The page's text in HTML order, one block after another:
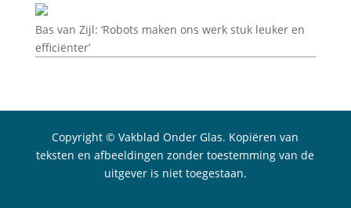
Bas van Zijl: ‘Robots maken ons werk stuk leuker en
efficiënter’
Copyright © Vakblad Onder Glas. Kopiëren van
teksten en afbeeldingen zonder toestemming van de
uitgever is niet toegestaan.